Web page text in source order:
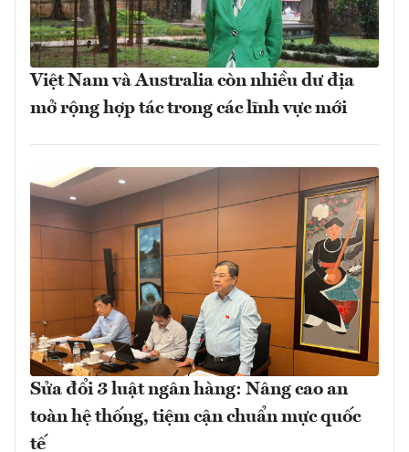
Việt Nam và Australia còn nhiều dư địa
mở rộng hợp tác trong các lĩnh vực mới
Sửa đổi 3 luật ngân hàng: Nâng cao an
toàn hệ thống, tiệm cận chuẩn mực quốc
tế